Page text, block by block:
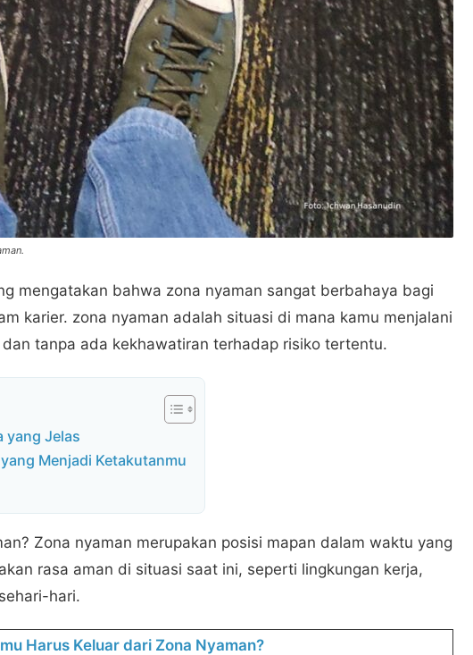
mengatakan bahwa zona nyaman sangat berbahaya bagi
karier. zona nyaman adalah situasi di mana kamu menjalani
tanpa ada kekhawatiran terhadap risiko tertentu.
yang Jelas
Menjadi Ketakutanmu
Zona nyaman merupakan posisi mapan dalam waktu yang
rasa aman di situasi saat ini, seperti lingkungan kerja,
hari.
Harus Keluar dari Zona Nyaman?